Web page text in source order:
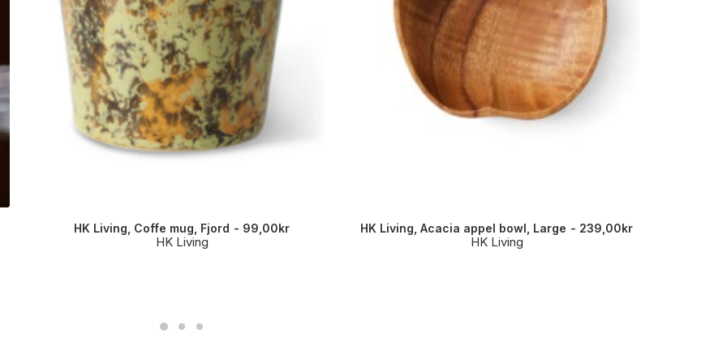
HK Living, Coffe mug, Fjord 99,00kr
HK Living
HK Living, Acacia appel bowl, Large 239,00kr
HK Living